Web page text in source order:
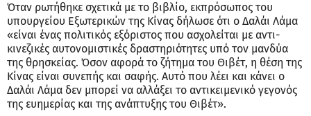
Όταν ρωτήθηκε σχετικά με το βιβλίο, εκπρόσωπος του
υπουργείου Εξωτερικών της Κίνας δήλωσε ότι ο Δαλάι Λάμα
«είναι ένας πολιτικός εξόριστος που ασχολείται με αντι-
κινεζικές αυτονομιστικές δραστηριότητες υπό τον μανδύα
της θρησκείας. Όσον αφορά το ζήτημα του Θιβέτ, η θέση της
Κίνας είναι συνεπής και σαφής. Αυτό που λέει και κάνει ο
Δαλάι Λάμα δεν μπορεί να αλλάξει το αντικειμενικό γεγονός
της ευημερίας και της ανάπτυξης του Θιβέτ».